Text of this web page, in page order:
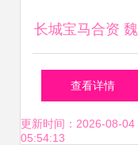
长城宝马合资
军宣誓“绝不做代
厂”，打造高差异
查看详情
更新时间：2026-08-04
05:54:13